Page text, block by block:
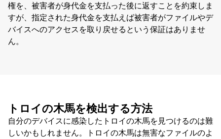
権を、被害者が身代金を支払った後に返すことを約束しま
すが、指定された身代金を支払えば被害者がファイルやデ
バイスへのアクセスを取り戻せるという保証はありませ
ん。
トロイの木馬を検出する方法
自分のデバイスに感染したトロイの木馬を見つけるのは難
しいかもしれません。トロイの木馬は無害なファイルのよ